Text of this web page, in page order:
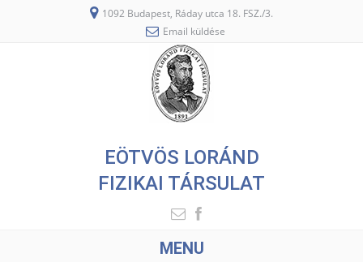
1092 Budapest, Ráday utca 18. FSZ./3.
Email küldése
EÖTVÖS LORÁND
FIZIKAI TÁRSULAT
MENU